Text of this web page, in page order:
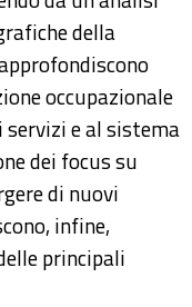
della
occupazionale
e al sistema
dei focus su
di nuovi
infine,
principali